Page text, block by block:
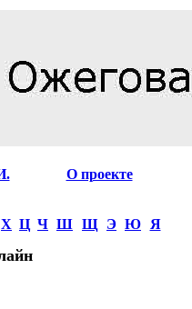
О проекте
Х Ц Ч Ш Щ Э Ю Я